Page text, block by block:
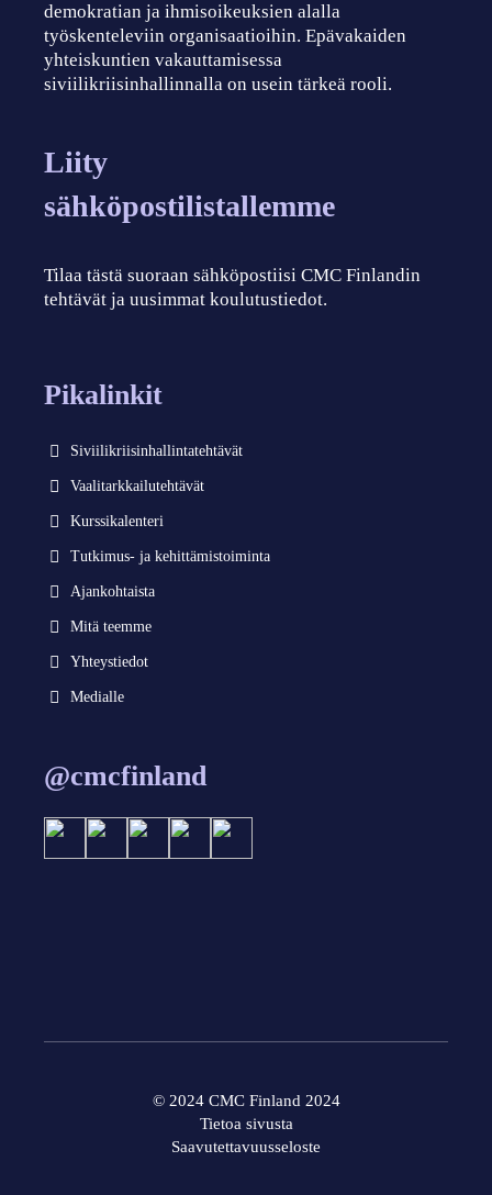
demokratian ja ihmisoikeuksien alalla
työskenteleviin organisaatioihin. Epävakaiden
yhteiskuntien vakauttamisessa
siviilikriisinhallinnalla on usein tärkeä rooli.
Liity
sähköpostilistallemme
Tilaa tästä suoraan sähköpostiisi CMC Finlandin
tehtävät ja uusimmat koulutustiedot.
Pikalinkit
Siviilikriisinhallintatehtävät
Vaalitarkkailutehtävät
Kurssikalenteri
Tutkimus- ja kehittämistoiminta
Ajankohtaista
Mitä teemme
Yhteystiedot
Medialle
@cmcfinland
© 2024 CMC Finland 2024
Tietoa sivusta
Saavutettavuusseloste